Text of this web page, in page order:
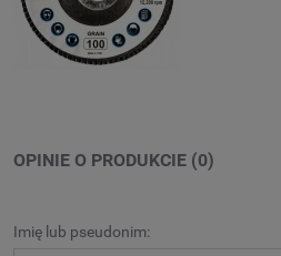
OPINIE O PRODUKCIE (0)
Imię lub pseudonim: